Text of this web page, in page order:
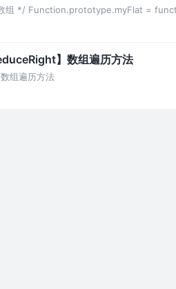
组 */ Function.prototype.myFlat =
】数组遍历方法
组遍历方法